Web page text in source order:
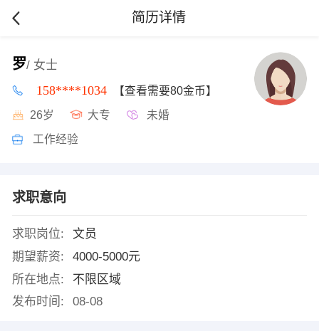
简历详情
罗/ 女士
158****1034 【查看需要80金币】
26岁 大专 未婚
工作经验
求职意向
求职岗位:
文员
期望薪资:
4000-5000元
所在地点:
不限区域
发布时间:
08-08